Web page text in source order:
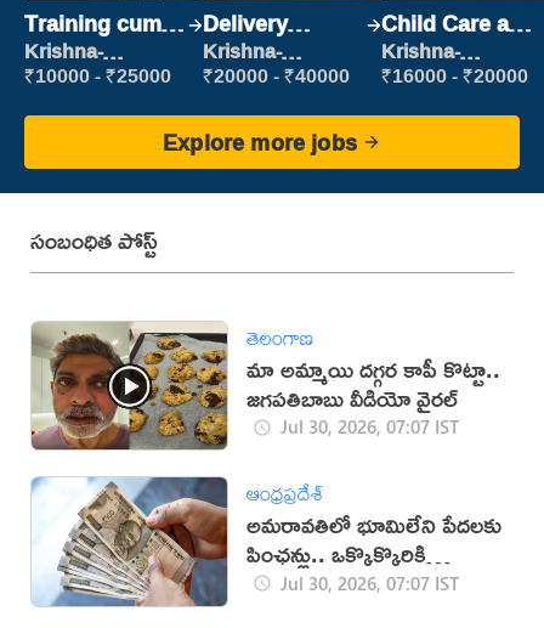
Training cum
Placement
Krishna-
vijayawada
₹10000 - ₹25000
Delivery
Executive
Krishna-
vijayawada
₹20000 - ₹40000
Child Care and
Patient care
Krishna-
vijayawada
₹16000 - ₹20000
Explore more jobs
సంబంధిత పోస్ట్
తెలంగాణ
మా అమ్మాయి దగ్గర కాపీ కొట్టా..
జగపతిబాబు వీడియో వైరల్‌
Jul 30, 2026, 07:07 IST
ఆంధ్రప్రదేశ్
అమరావతిలో భూమిలేని పేదలకు
పింఛన్లు.. ఒక్కొక్కొరికి
రూ.5వేలు
Jul 30, 2026, 07:07 IST